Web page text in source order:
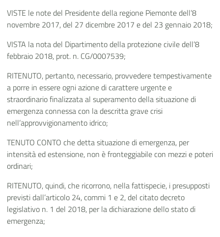
VISTE le note del Presidente della regione Piemonte dell’8
novembre 2017, del 27 dicembre 2017 e del 23 gennaio 2018;
VISTA la nota del Dipartimento della protezione civile dell’8
febbraio 2018, prot. n. CG/0007539;
RITENUTO, pertanto, necessario, provvedere tempestivamente
a porre in essere ogni azione di carattere urgente e
straordinario finalizzata al superamento della situazione di
emergenza connessa con la descritta grave crisi
nell’approvvigionamento idrico;
TENUTO CONTO che detta situazione di emergenza, per
intensità ed estensione, non è fronteggiabile con mezzi e poteri
ordinari;
RITENUTO, quindi, che ricorrono, nella fattispecie, i presupposti
previsti dall’articolo 24, commi 1 e 2, del citato decreto
legislativo n. 1 del 2018, per la dichiarazione dello stato di
emergenza;